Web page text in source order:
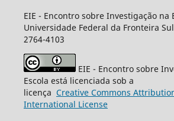
EIE - Encontro sobre Investigação na
Universidade Federal da Fronteira Sul
2764-4103
EIE - Encontro sobre
Escola está licenciada sob a
licença Creative Commons
International License